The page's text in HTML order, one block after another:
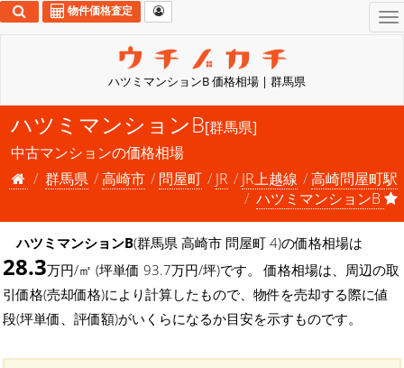
ハツミマンションB 価格相場 | 群馬県
物件価格査定
ハツミマンションB[群馬県]
中古マンションの価格相場
群馬県
高崎市 問屋町 JR JR上越線
高崎問屋町駅
ハツミマンションB
ハツミマンションB(群馬県 高崎市 問屋町 4)の価格相場は
28.3万円/㎡ (坪単価 93.7万円/坪)です。 価格相場は、周辺の取
引価格(売却価格)により計算したもので、物件を売却する際に値
段(坪単価、評価額)がいくらになるか目安を示すものです。